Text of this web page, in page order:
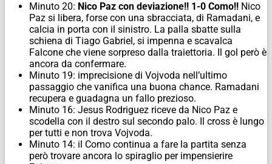
Minuto 20: Nico Paz con deviazione!! 1-0 Como!! Nico
Paz si libera, forse con una sbracciata, di Ramadani, e
calcia in porta con il sinistro. La palla sbatte sulla
schiena di Tiago Gabriel, si impenna e scavalca
Falcone che viene sorpreso dalla traiettoria. Il gol però è
ancora da confermare.
Minuto 19: imprecisione di Vojvoda nell’ultimo
passaggio che vanifica una buona chance. Ramadani
recupera e guadagna un fallo prezioso.
Minuto 16: Jesus Rodriguez riceve da Nico Paz e
scodella con il destro sul secondo palo. Il cross è lungo
per tutti e non trova Vojvoda.
Minuto 14: il Como continua a fare la partita senza
però trovare ancora lo spiraglio per impensierire